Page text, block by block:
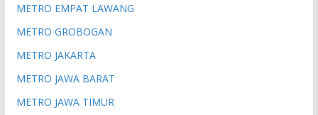
METRO EMPAT LAWANG
METRO GROBOGAN
METRO JAKARTA
METRO JAWA BARAT
METRO JAWA TIMUR